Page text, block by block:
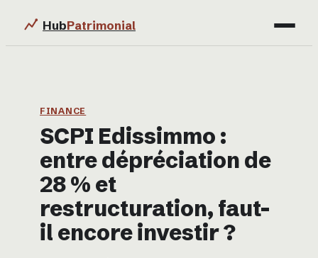
HubPatrimonial
Immobilier
Business
Éducation & Emploi
FINANCE
SCPI Edissimmo :
entre dépréciation de
28 % et
restructuration, faut-
il encore investir ?